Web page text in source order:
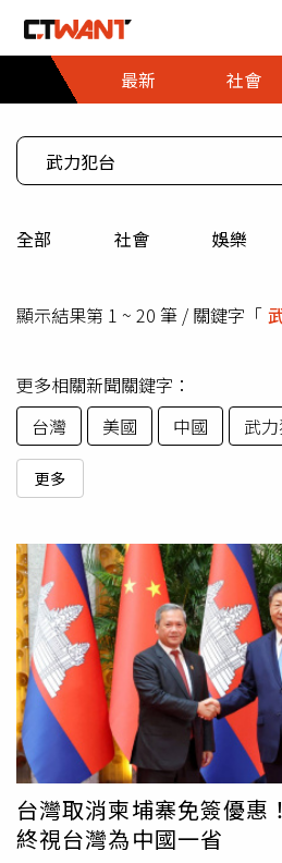
最新
社會
全部 社會 娛樂
顯示結果第 1 ~ 20 筆 / 關鍵字「
更多相關新聞關鍵字：
台灣
美國 中國 武
更多
台灣取消柬埔寨免簽優
終視台灣為中國一省